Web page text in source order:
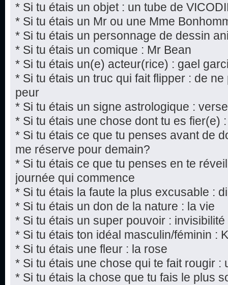
* Si tu étais un objet : un tube de
* Si tu étais un Mr ou une Mme
* Si tu étais un personnage de dessin
* Si tu étais un comique : Mr Bean
* Si tu étais un(e) acteur(rice) : gael
* Si tu étais un truc qui fait flipper : de
peur
* Si tu étais un signe astrologique :
* Si tu étais une chose dont tu es fier(e)
* Si tu étais ce que tu penses avant de
me réserve pour demain?
* Si tu étais ce que tu penses en te
journée qui commence
* Si tu étais la faute la plus excusable :
* Si tu étais un don de la nature : la vie
* Si tu étais un super pouvoir : invisibilité
* Si tu étais ton idéal masculin/féminin :
* Si tu étais une fleur : la rose
* Si tu étais une chose qui te fait rougir :
* Si tu étais la chose que tu fais le plus